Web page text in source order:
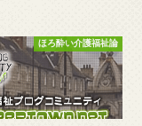
ほろ酔い介護福祉論